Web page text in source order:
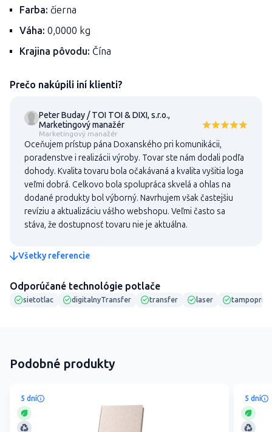
Farba: čierna
Váha: 0,0000 kg
Krajina pôvodu: Čína
Prečo nakúpili iní klienti?
Peter Buday / TOI TOI & DIXI, s.r.o.,
Marketingový manažér
Marketingový manažér
Oceňujem prístup pána Doxanského pri komunikácii,
poradenstve i realizácii výroby. Tovar ste nám dodali podľa
dohody. Kvalita tovaru bola očakávaná a kvalita vyšitia loga
veľmi dobrá. Celkovo bola spolupráca skvelá a ohlas na
dodané produkty bol výborný. Navrhujem však častejšiu
revíziu a aktualizáciu vášho webshopu. Veľmi často sa
stáva, že dostupnosť tovaru nie je aktuálna.
Všetky referencie
Odporúčané technológie potlače
sietotlac digitalnyTransfer transfer laser tampoprint
Podobné produkty
5 dní 5 dní